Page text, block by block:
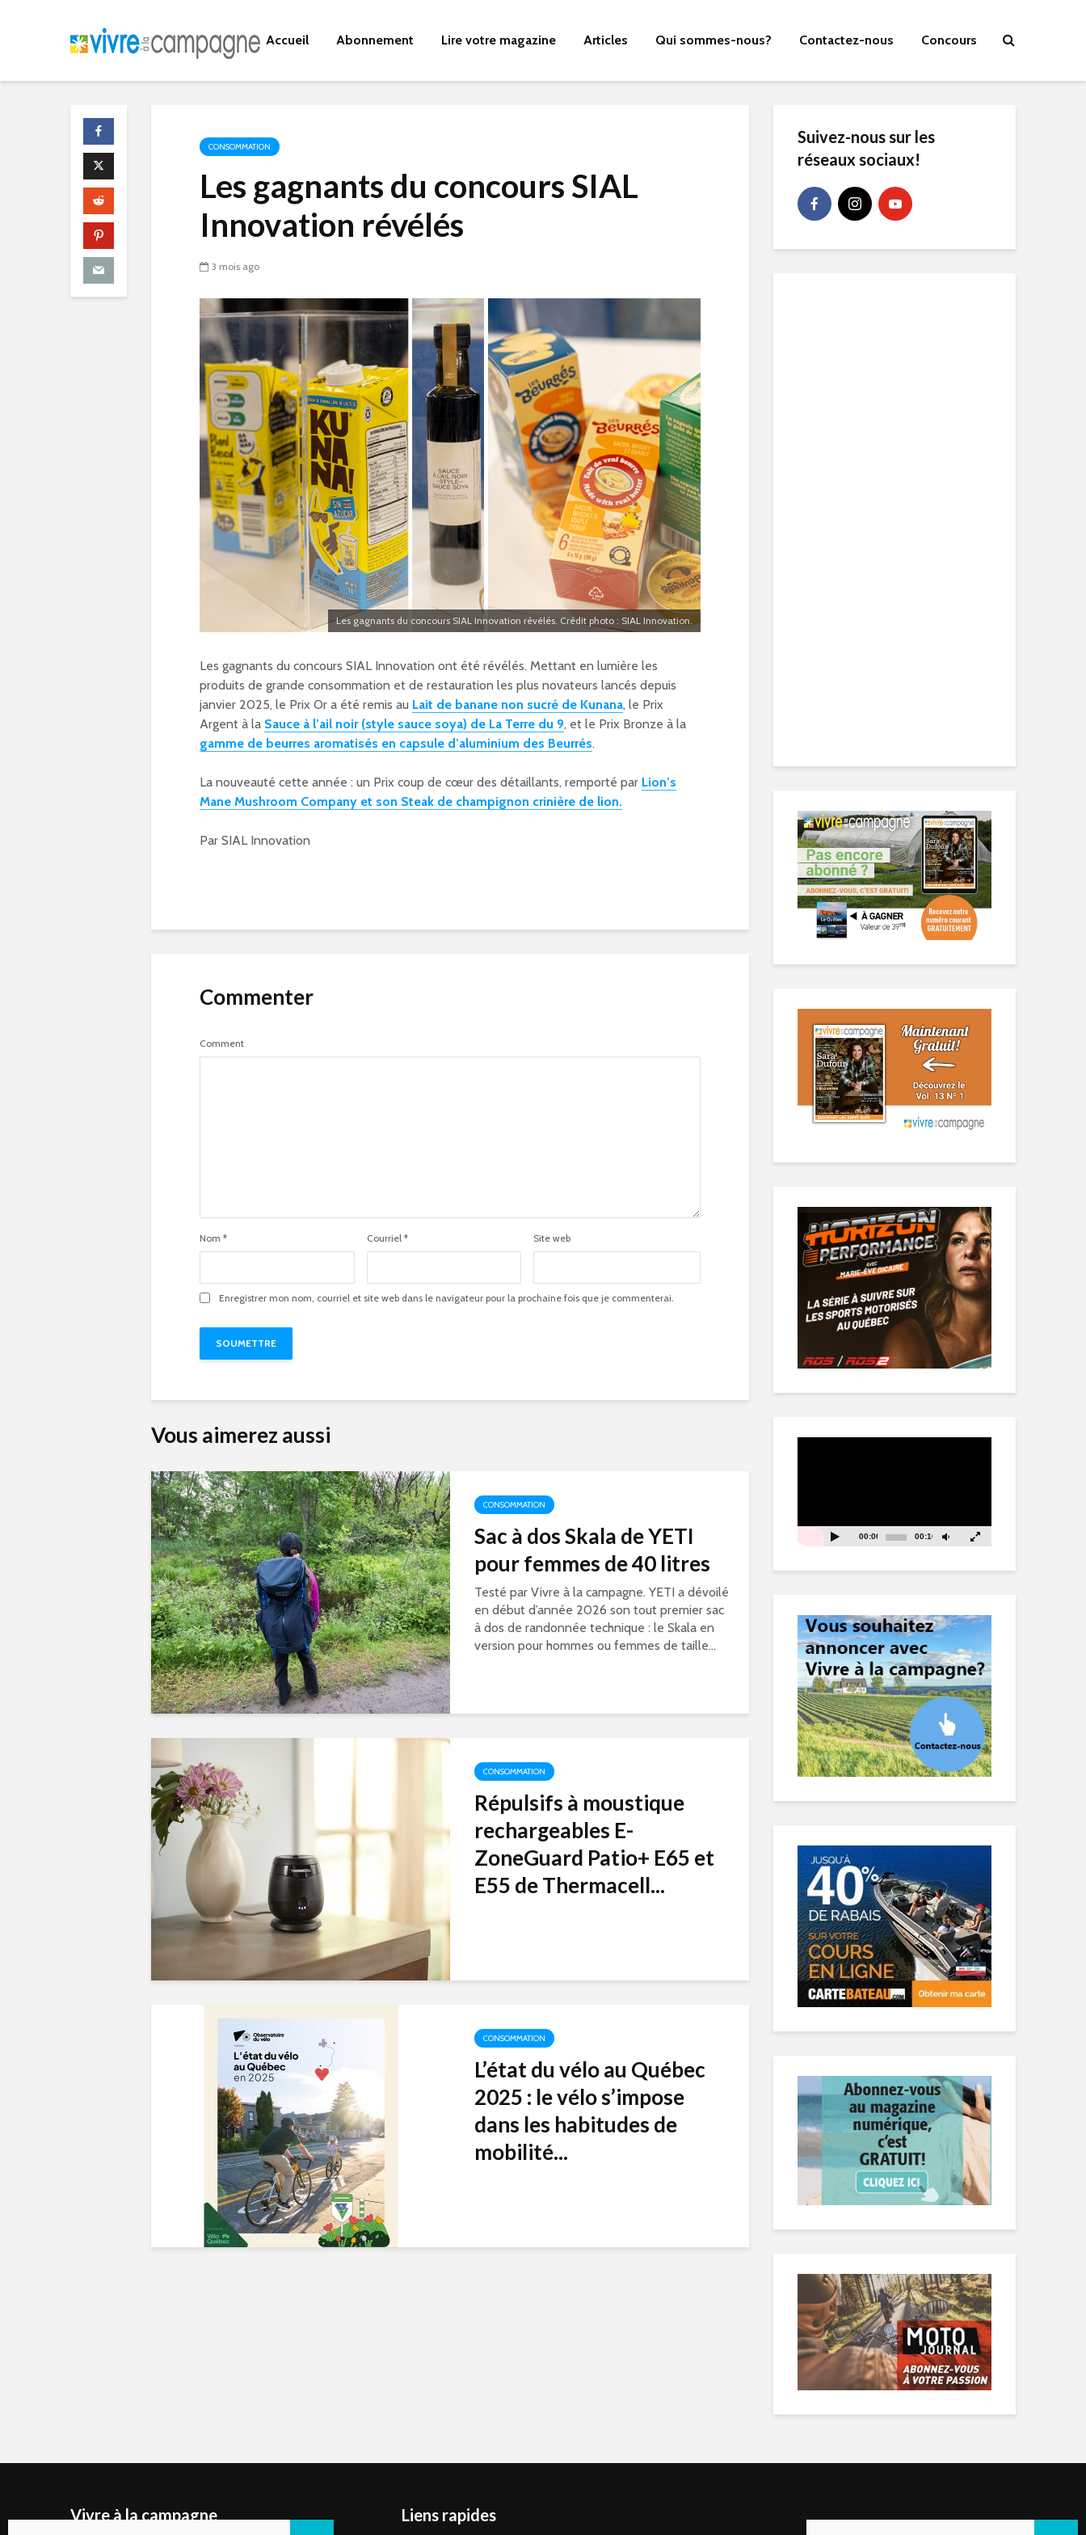
Accueil Abonnement Lire votre magazine Articles Qui sommes-nous? Contactez-nous Concours
CONSOMMATION
Les gagnants du concours SIAL
Innovation révélés
3 mois ago
Les gagnants du concours SIAL Innovation révélés. Crédit photo : SIAL Innovation.
Les gagnants du concours SIAL Innovation ont été révélés. Mettant en lumière les
produits de grande consommation et de restauration les plus novateurs lancés depuis
janvier 2025, le Prix Or a été remis au Lait de banane non sucré de Kunana, le Prix
Argent à la Sauce à l’ail noir (style sauce soya) de La Terre du 9, et le Prix Bronze à la
gamme de beurres aromatisés en capsule d’aluminium des Beurrés.
La nouveauté cette année : un Prix coup de cœur des détaillants, remporté par Lion’s
Mane Mushroom Company et son Steak de champignon crinière de lion.
Par SIAL Innovation
Commenter
Comment
Nom * Courriel * Site web
Enregistrer mon nom, courriel et site web dans le navigateur pour la prochaine fois que je commenterai.
Vous aimerez aussi
CONSOMMATION
Sac à dos Skala de YETI
pour femmes de 40 litres
Testé par Vivre à la campagne. YETI a dévoilé
en début d’année 2026 son tout premier sac
à dos de randonnée technique : le Skala en
version pour hommes ou femmes de taille...
CONSOMMATION
Répulsifs à moustique
rechargeables E-
ZoneGuard Patio+ E65 et
E55 de Thermacell...
CONSOMMATION
L’état du vélo au Québec
2025 : le vélo s’impose
dans les habitudes de
mobilité...
Suivez-nous sur les
réseaux sociaux!
00:00 00:16
Vivre à la campagne Liens rapides